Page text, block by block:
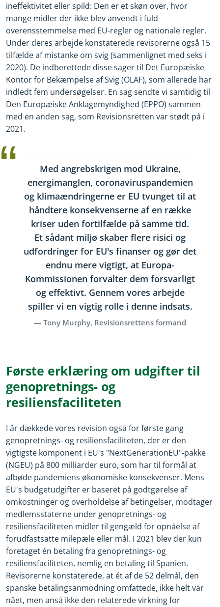
ineffektivitet eller spild: Den er et skøn over, hvor
mange midler der ikke blev anvendt i fuld
overensstemmelse med EU-regler og nationale regler.
Under deres arbejde konstaterede revisorerne også 15
tilfælde af mistanke om svig (sammenlignet med seks i
2020). De indberettede disse sager til Det Europæiske
Kontor for Bekæmpelse af Svig (OLAF), som allerede har
indledt fem undersøgelser. En sag sendte vi samtidig til
Den Europæiske Anklagemyndighed (EPPO) sammen
med en anden sag, som Revisionsretten var stødt på i
2021.
Med angrebskrigen mod Ukraine,
energimanglen, coronaviruspandemien
og klimaændringerne er EU tvunget til at
håndtere konsekvenserne af en række
kriser uden fortilfælde på samme tid.
Et sådant miljø skaber flere risici og
udfordringer for EU's finanser og gør det
endnu mere vigtigt, at Europa-
Kommissionen forvalter dem forsvarligt
og effektivt. Gennem vores arbejde
spiller vi en vigtig rolle i denne indsats.
Tony Murphy, Revisionsrettens formand
Første erklæring om udgifter til
genopretnings- og
resiliensfaciliteten
I år dækkede vores revision også for første gang
genopretnings- og resiliensfaciliteten, der er den
vigtigste komponent i EU's "NextGenerationEU"-pakke
(NGEU) på 800 milliarder euro, som har til formål at
afbøde pandemiens økonomiske konsekvenser. Mens
EU's budgetudgifter er baseret på godtgørelse af
omkostninger og overholdelse af betingelser, modtager
medlemsstaterne under genopretnings- og
resiliensfaciliteten midler til gengæld for opnåelse af
forudfastsatte milepæle eller mål. I 2021 blev der kun
foretaget én betaling fra genopretnings- og
resiliensfaciliteten, nemlig en betaling til Spanien.
Revisorerne konstaterede, at ét af de 52 delmål, den
spanske betalingsanmodning omfattede, ikke helt var
nået, men anså ikke den relaterede virkning for